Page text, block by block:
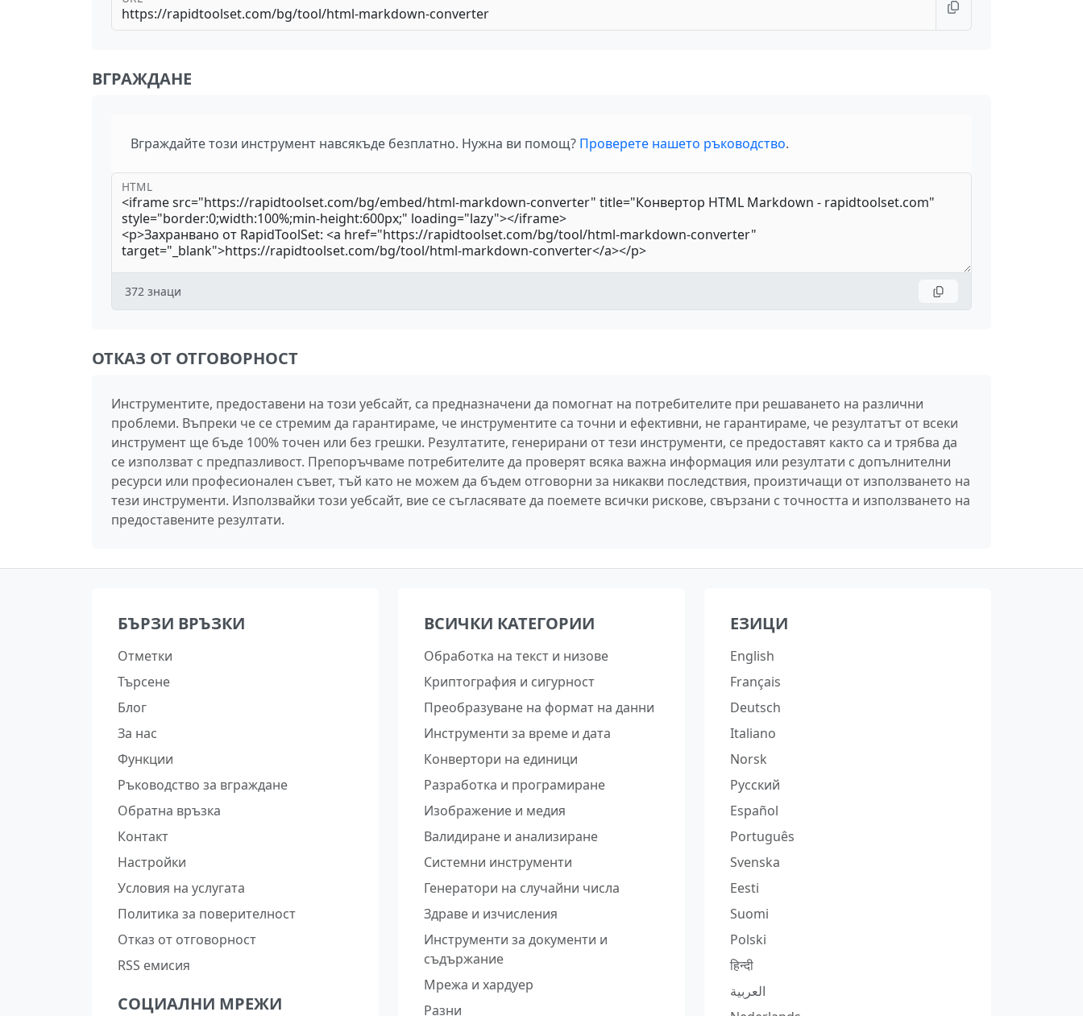
ВГРАЖДАНЕ
Вграждайте този инструмент навсякъде безплатно. Нужна ви помощ? Проверете нашето ръководство.
HTML
372 знаци
ОТКАЗ ОТ ОТГОВОРНОСТ
Инструментите, предоставени на този уебсайт, са предназначени да помогнат на потребителите при решаването на различни
проблеми. Въпреки че се стремим да гарантираме, че инструментите са точни и ефективни, не гарантираме, че резултатът от всеки
инструмент ще бъде 100% точен или без грешки. Резултатите, генерирани от тези инструменти, се предоставят както са и трябва да
се използват с предпазливост. Препоръчваме потребителите да проверят всяка важна информация или резултати с допълнителни
ресурси или професионален съвет, тъй като не можем да бъдем отговорни за никакви последствия, произтичащи от използването на
тези инструменти. Използвайки този уебсайт, вие се съгласявате да поемете всички рискове, свързани с точността и използването на
предоставените резултати.
БЪРЗИ ВРЪЗКИ
Отметки
Търсене
Блог
За нас
Функции
Ръководство за вграждане
Обратна връзка
Контакт
Настройки
Условия на услугата
Политика за поверителност
Отказ от отговорност
RSS емисия
СОЦИАЛНИ МРЕЖИ
ВСИЧКИ КАТЕГОРИИ
Обработка на текст и низове
Криптография и сигурност
Преобразуване на формат на данни
Инструменти за време и дата
Конвертори на единици
Разработка и програмиране
Изображение и медия
Валидиране и анализиране
Системни инструменти
Генератори на случайни числа
Здраве и изчисления
Инструменти за документи и
съдържание
Мрежа и хардуер
Разни
ЕЗИЦИ
English
Français
Deutsch
Italiano
Norsk
Русский
Español
Português
Svenska
Eesti
Suomi
Polski
हिन्दी
العربية